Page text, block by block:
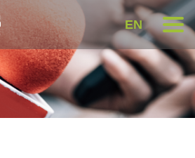
EN